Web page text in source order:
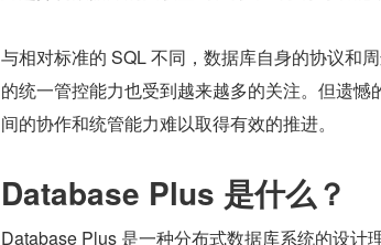
与相对标准的 SQL 不同，数据库自身的协议和
的统一管控能力也受到越来越多的关注。但遗
间的协作和统管能力难以取得有效的推进。
Database Plus 是什么？
Database Plus 是一种分布式数据库系统的设计